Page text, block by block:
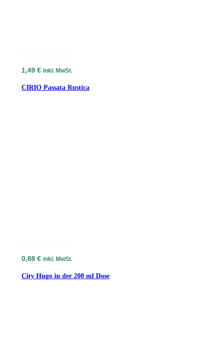
1,49 € inkl. MwSt.
CIRIO Passata Rustica
0,88 € inkl. MwSt.
City Hugo in der 200 ml Dose